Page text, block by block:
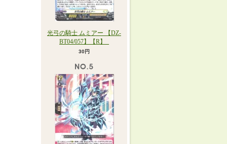
光弓の騎士 ムミアー 【DZ-
BT04/057】【R】_
30円